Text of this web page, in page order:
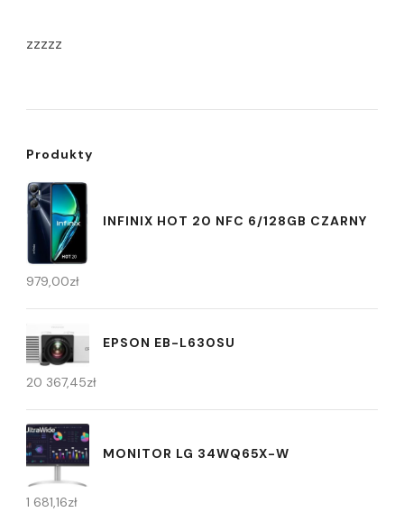
zzzzz
Produkty
INFINIX HOT 20 NFC 6/128GB CZARNY
979,00zł
EPSON EB-L630SU
20 367,45zł
MONITOR LG 34WQ65X-W
1 681,16zł